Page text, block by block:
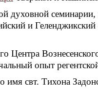
духовной
и Геленджикский
Центра
опыт
свт. Тихона